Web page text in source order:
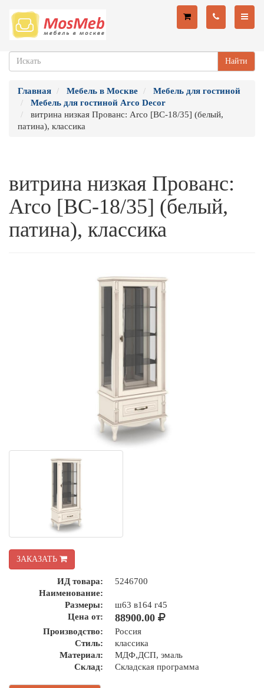
Найти
Главная Мебель в Москве
Мебель для гостиной
Мебель для гостиной Arco Decor
витрина низкая Прованс: Arco [ВС-18/35] (белый,
патина), классика
витрина низкая Прованс:
Arco [ВС-18/35] (белый,
патина), классика
ЗАКАЗАТЬ
ИД товара:
5246700
Наименование:
Размеры:
ш63 в164 г45
Цена от:
88900.00
Производство:
Россия
Стиль:
классика
Материал:
МДФ,ДСП, эмаль
Склад:
Складская программа